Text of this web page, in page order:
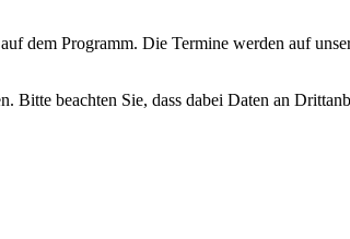
dem Programm. Die Termine werden auf
beachten Sie, dass dabei Daten an